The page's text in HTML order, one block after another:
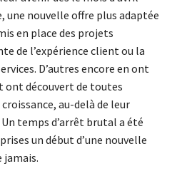
une nouvelle offre plus adaptée
en place des projets
de l’expérience client ou la
D’autres encore en ont
ont découvert de toutes
au-delà de leur
temps d’arrêt brutal a été
un début d’une nouvelle
jamais.